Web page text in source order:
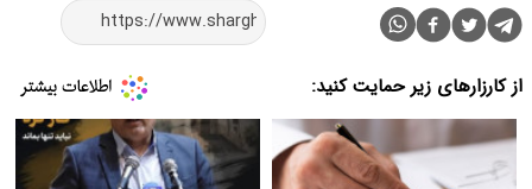
از کارزارهای زیر حمایت کنید: